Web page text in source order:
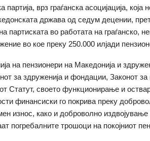
партија, врз граѓанска асоцијација, која
држава од седум децении,
партиската во работата на граѓанско,
во кое преку 250.000 илјади
на пензионери на Македонија и
за здруженија и фондации, Законот
Статут, своето функционирање и
финансиски го покрива преку
износ, како и доброволно
погребалните трошоци на покојниот